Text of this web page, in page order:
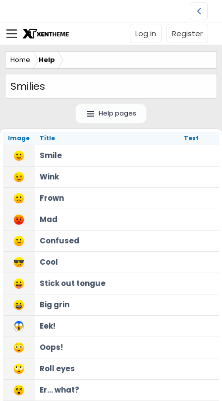
Log in Register
Home Help
Smilies
Help pages
Image Title Text
Smile
Wink
Frown
Mad
Confused
Cool
Stick out tongue
Big grin
Eek!
Oops!
Roll eyes
Er... what?